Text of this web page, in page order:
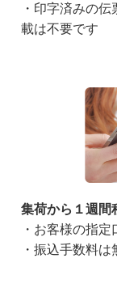
・印字済みの
載は不要です
集荷から１週間
・お客様の指
・振込手数料は